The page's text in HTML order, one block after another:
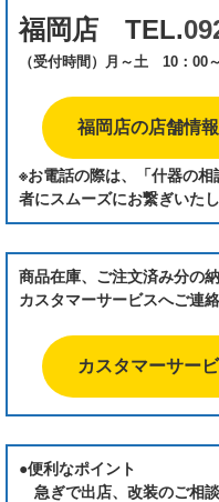
福岡店 TEL.
（受付時間）月～土 10：00
福岡店の店舗情
※お電話の際は、「什器の
者にスムーズにお繋ぎいたし
商品在庫、ご注文済み分の
カスタマーサービスへご連絡
カスタマーサー
●便利なポイント
急ぎで出店、改装のご相